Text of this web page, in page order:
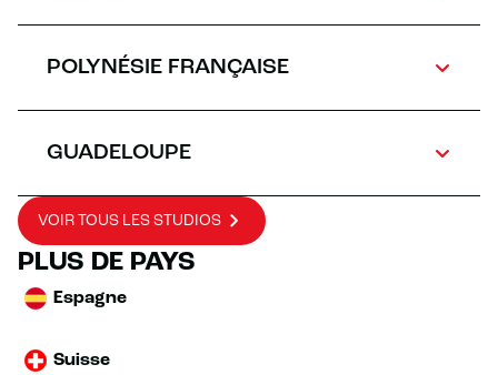
POLYNÉSIE FRANÇAISE
GUADELOUPE
VOIR TOUS LES STUDIOS
PLUS DE PAYS
Espagne
Suisse